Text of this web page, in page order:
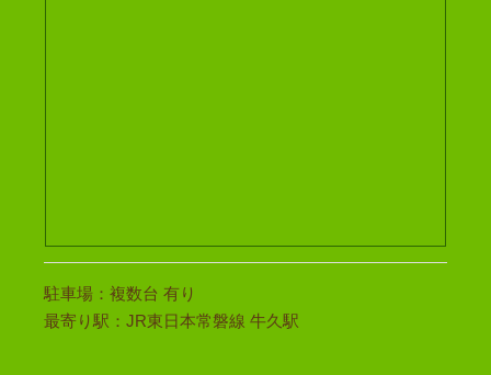
駐車場：複数台 有り
最寄り駅：JR東日本常磐線 牛久駅